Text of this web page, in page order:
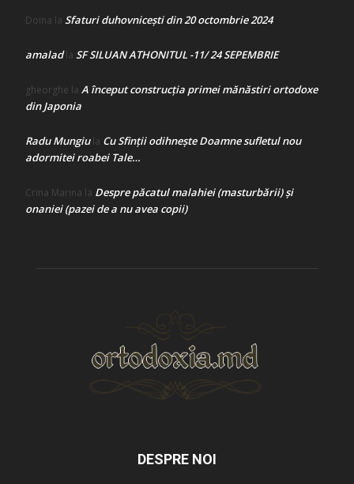
Doina la Sfaturi duhovnicești din 20 octombrie 2024
amaladla SF SILUAN ATHONITUL -11/ 24 SEPEMBRIE
gheorghe la A început construcţia primei mănăstiri ortodoxe
din Japonia
Radu Mungiula Cu Sfinții odihnește Doamne sufletul nou
adormitei roabei Tale…
Crina Marina la Despre păcatul malahiei (masturbării) şi
onaniei (pazei de a nu avea copii)
DESPRE NOI